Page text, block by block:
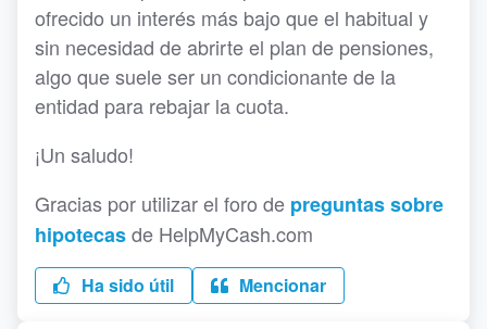
ofrecido un interés más bajo que el habitual y
sin necesidad de abrirte el plan de pensiones,
algo que suele ser un condicionante de la
entidad para rebajar la cuota.
¡Un saludo!
Gracias por utilizar el foro de preguntas sobre
hipotecasde HelpMyCash.com
Ha sido útil Mencionar